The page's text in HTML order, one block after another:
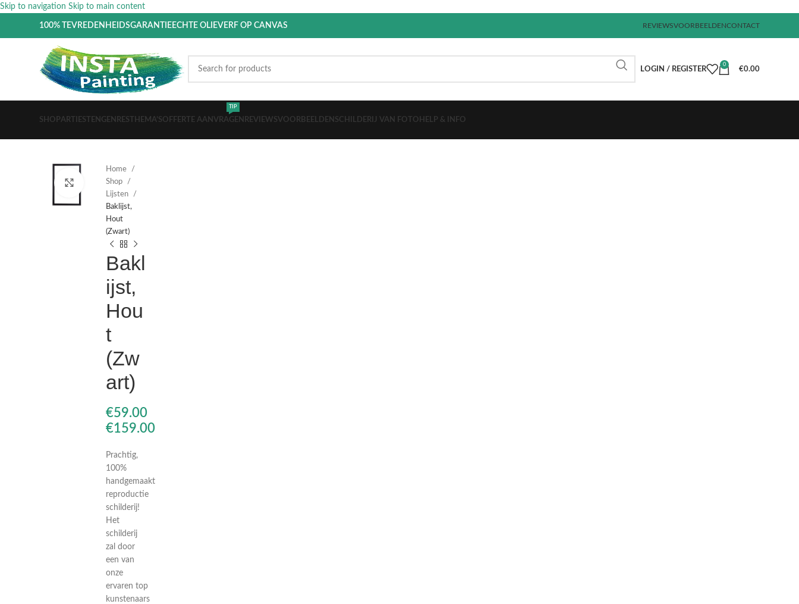
Skip to navigation Skip to main content
100% TEVREDENHEIDSGARANTIEECHTE OLIEVERF OP CANVAS REVIEWSVOORBEELDENCONTACT
LOGIN / REGISTER
0
€0.00
SHOPARTIESTEN GENRES THEMA’SOFFERTE AANVRAGEN
TIP
REVIEWSVOORBEELDEN SCHILDERIJ VAN FOTO HELP & INFO
Click to enlarge
Home
Shop
Lijsten
Baklijst,
Hout
(Zwart)
Bakl
ijst,
Hou
t
(Zw
art)
€
€
Prachtig,
100%
handgemaakt
reproductie
schilderij!
Het
schilderij
zal door
een van
onze
ervaren top
kunstenaars